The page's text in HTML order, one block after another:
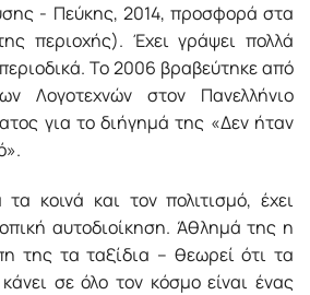
- Πεύκης, 2014, προσφορά στα
περιοχής). Έχει γράψει πολλά
Το 2006 βραβεύτηκε από
Λογοτεχνών στον Πανελλήνιο
για το διήγημά της «Δεν ήταν
κοινά και τον πολιτισμό, έχει
αυτοδιοίκηση. Άθλημά της η
της τα ταξίδια – θεωρεί ότι τα
σε όλο τον κόσμο είναι ένας